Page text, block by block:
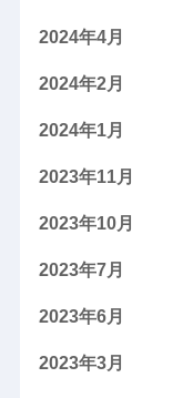
2024年4月
2024年2月
2024年1月
2023年11月
2023年10月
2023年7月
2023年6月
2023年3月